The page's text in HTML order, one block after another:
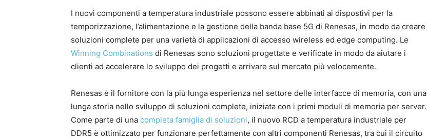
I nuovi componenti a temperatura industriale possono essere abbinati ai dispostivi per la
temporizzazione, l’alimentazione e la gestione della banda base 5G di Renesas, in modo da creare
soluzioni complete per una varietà di applicazioni di accesso wireless ed edge computing. Le
Winning Combinations di Renesas sono soluzioni progettate e verificate in modo da aiutare i
clienti ad accelerare lo sviluppo dei progetti e arrivare sul mercato più velocemente.
Renesas è il fornitore con la più lunga esperienza nel settore delle interfacce di memoria, con una
lunga storia nello sviluppo di soluzioni complete, iniziata con i primi moduli di memoria per server.
Come parte di una completa famiglia di soluzioni, il nuovo RCD a temperatura industriale per
DDR5 è ottimizzato per funzionare perfettamente con altri componenti Renesas, tra cui il circuito